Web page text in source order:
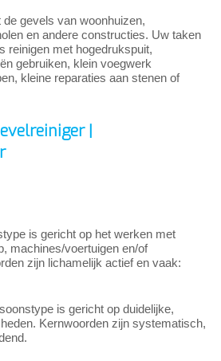
gevels van woonhuizen,
en andere constructies. Uw taken
reinigen met hogedrukspuit,
gebruiken, klein voegwerk
kleine reparaties aan stenen of
|
is gericht op het werken met
machines/voertuigen en/of
zijn lichamelijk actief en vaak:
is gericht op duidelijke,
Kernwoorden zijn systematisch,